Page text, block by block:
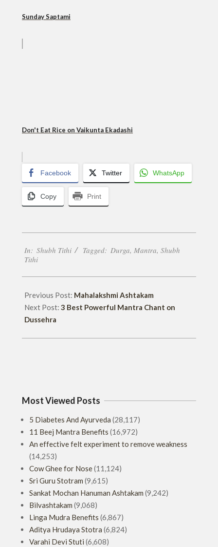
Sunday Saptami
Don't Eat Rice on Vaikunta Ekadashi
Facebook Twitter WhatsApp
Copy Print
09-
30
In: Shubh Tithi Tagged: Durga, Mantra, Shubh
Tithi
Previous Post: Mahalakshmi Ashtakam
Next Post: 3 Best Powerful Mantra Chant on
Dussehra
Most Viewed Posts
5 Diabetes And Ayurveda (28,117)
11 Beej Mantra Benefits (16,972)
An effective felt experiment to remove weakness
(14,253)
Cow Ghee for Nose(11,124)
Sri Guru Stotram (9,615)
Sankat Mochan Hanuman Ashtakam (9,242)
Bilvashtakam (9,068)
Linga Mudra Benefits (6,867)
Aditya Hrudaya Stotra (6,824)
Varahi Devi Stuti (6,608)